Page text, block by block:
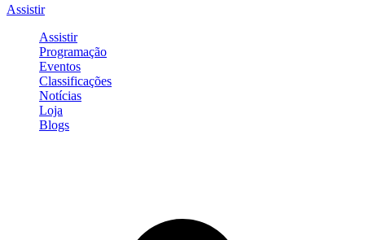
Assistir
Assistir
Programação
Eventos
Classificações
Notícias
Loja
Blogs